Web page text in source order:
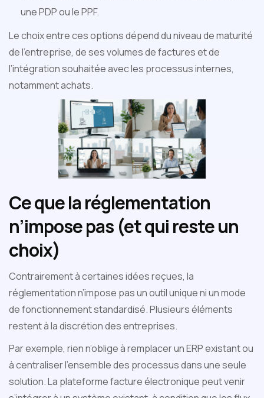
une PDP ou le PPF.
Le choix entre ces options dépend du niveau de maturité
de l’entreprise, de ses volumes de factures et de
l’intégration souhaitée avec les processus internes,
notamment achats.
Ce que la réglementation
n’impose pas (et qui reste un
choix)
Contrairement à certaines idées reçues, la
réglementation n’impose pas un outil unique ni un mode
de fonctionnement standardisé. Plusieurs éléments
restent à la discrétion des entreprises.
Par exemple, rien n’oblige à remplacer un ERP existant ou
à centraliser l’ensemble des processus dans une seule
solution. La plateforme facture électronique peut venir